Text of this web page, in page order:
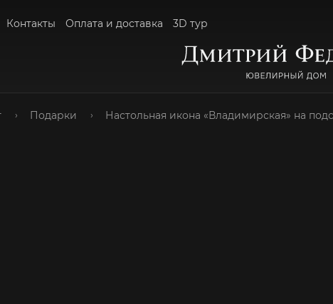
Контакты Оплата и доставка 3D тур
Подарки Настольная икона «Владимирская» на